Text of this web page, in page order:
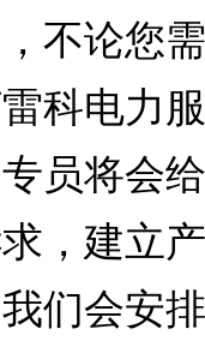
论您需
电力服
将会给
建立产
会安排